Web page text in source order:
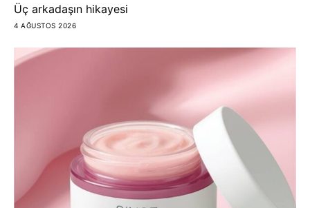
Üç arkadaşın hikayesi
4 AĞUSTOS 2026